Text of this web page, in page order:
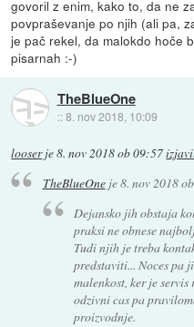
govoril z enim, kako to, da ne
povpraševanje po njih (ali pa,
je pač rekel, da malokdo hoče
pisarnah :-)
TheBlueOne
::8. nov 2018, 10:09
looserje8. nov 2018 ob 09:57
TheBlueOneje8. nov 2018
Dejansko jih obstaja
praksi ne obnese
Tudi njih je treba
predstaviti... Noces pa
malenkost, ker je
odzivni cas pa
proizvodnje.